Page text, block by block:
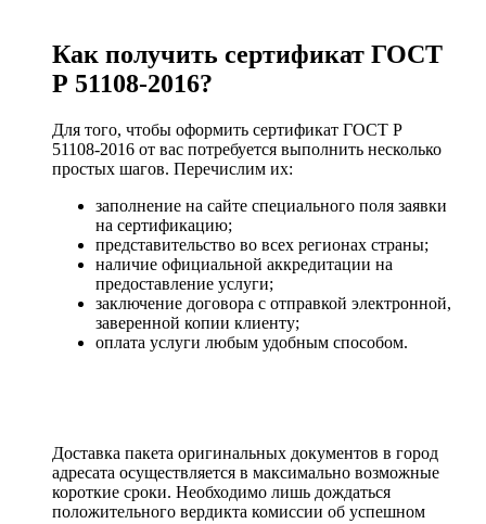
Как получить сертификат ГОСТ
Р 51108-2016?
Для того, чтобы оформить сертификат ГОСТ Р
51108-2016 от вас потребуется выполнить несколько
простых шагов. Перечислим их:
заполнение на сайте специального поля заявки
на сертификацию;
представительство во всех регионах страны;
наличие официальной аккредитации на
предоставление услуги;
заключение договора с отправкой электронной,
заверенной копии клиенту;
оплата услуги любым удобным способом.
Доставка пакета оригинальных документов в город
адресата осуществляется в максимально возможные
короткие сроки. Необходимо лишь дождаться
положительного вердикта комиссии об успешном